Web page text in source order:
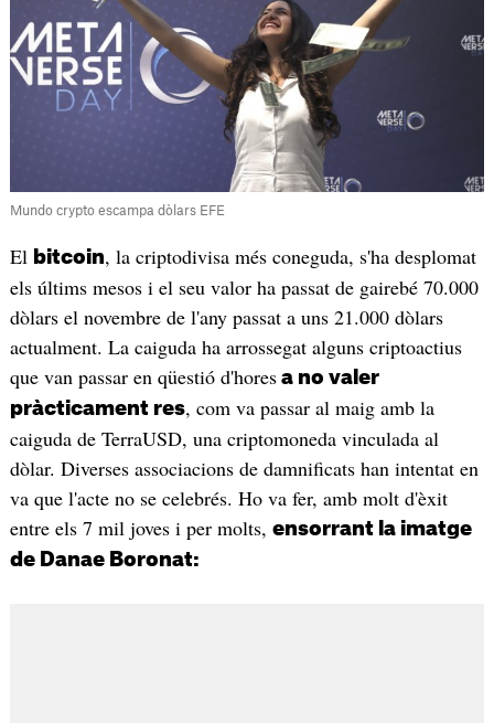
Mundo crypto escampa dòlars EFE
El bitcoin, la criptodivisa més coneguda, s'ha desplomat
els últims mesos i el seu valor ha passat de gairebé 70.000
dòlars el novembre de l'any passat a uns 21.000 dòlars
actualment. La caiguda ha arrossegat alguns criptoactius
que van passar en qüestió d'horesa no valer
pràcticament res, com va passar al maig amb la
caiguda de TerraUSD, una criptomoneda vinculada al
dòlar. Diverses associacions de damnificats han intentat en
va que l'acte no se celebrés. Ho va fer, amb molt d'èxit
entre els 7 mil joves i per molts, ensorrant la imatge
de Danae Boronat: